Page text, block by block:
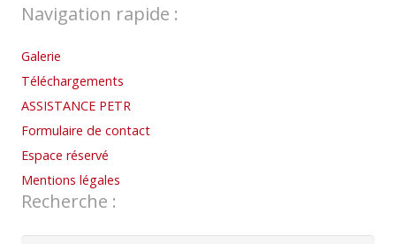
Navigation rapide :
Galerie
Téléchargements
ASSISTANCE PETR
Formulaire de contact
Espace réservé
Mentions légales
Recherche :